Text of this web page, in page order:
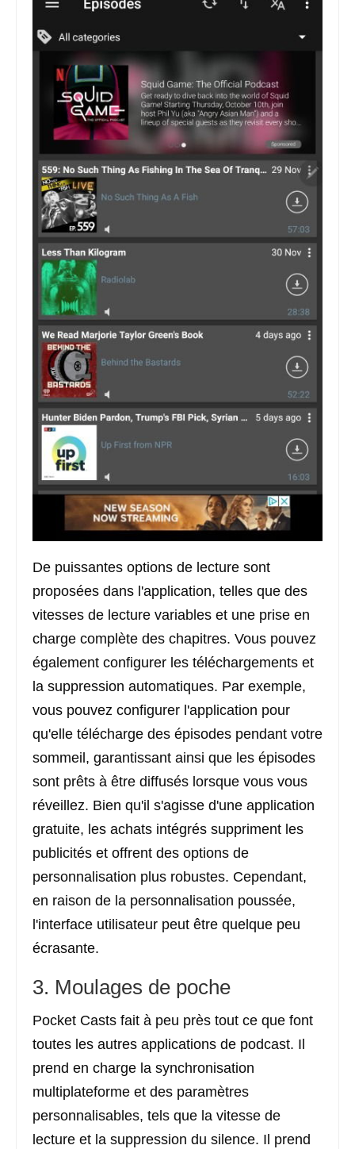
De puissantes options de lecture sont
proposées dans l'application, telles que des
vitesses de lecture variables et une prise en
charge complète des chapitres. Vous pouvez
également configurer les téléchargements et
la suppression automatiques. Par exemple,
vous pouvez configurer l'application pour
qu'elle télécharge des épisodes pendant votre
sommeil, garantissant ainsi que les épisodes
sont prêts à être diffusés lorsque vous vous
réveillez. Bien qu'il s'agisse d'une application
gratuite, les achats intégrés suppriment les
publicités et offrent des options de
personnalisation plus robustes. Cependant,
en raison de la personnalisation poussée,
l'interface utilisateur peut être quelque peu
écrasante.
3. Moulages de poche
Pocket Casts fait à peu près tout ce que font
toutes les autres applications de podcast. Il
prend en charge la synchronisation
multiplateforme et des paramètres
personnalisables, tels que la vitesse de
lecture et la suppression du silence. Il prend